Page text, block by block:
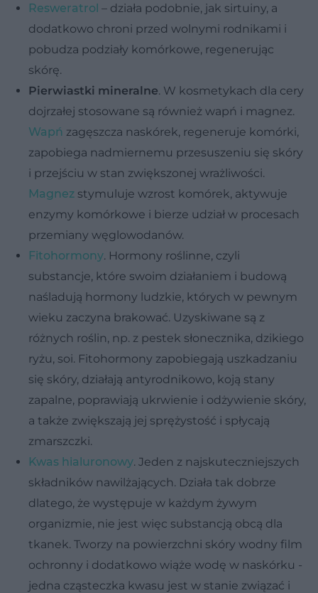
Resweratrol – działa podobnie, jak sirtuiny, a
dodatkowo chroni przed wolnymi rodnikami i
pobudza podziały komórkowe, regenerując
skórę.
Pierwiastki mineralne. W kosmetykach dla cery
dojrzałej stosowane są również wapń i magnez.
Wapń zagęszcza naskórek, regeneruje komórki,
zapobiega nadmiernemu przesuszeniu się skóry
i przejściu w stan zwiększonej wrażliwości.
Magnez stymuluje wzrost komórek, aktywuje
enzymy komórkowe i bierze udział w procesach
przemiany węglowodanów.
Fitohormony. Hormony roślinne, czyli
substancje, które swoim działaniem i budową
naśladują hormony ludzkie, których w pewnym
wieku zaczyna brakować. Uzyskiwane są z
różnych roślin, np. z pestek słonecznika, dzikiego
ryżu, soi. Fitohormony zapobiegają uszkadzaniu
się skóry, działają antyrodnikowo, koją stany
zapalne, poprawiają ukrwienie i odżywienie skóry,
a także zwiększają jej sprężystość i spłycają
zmarszczki.
Kwas hialuronowy. Jeden z najskuteczniejszych
składników nawilżających. Działa tak dobrze
dlatego, że występuje w każdym żywym
organizmie, nie jest więc substancją obcą dla
tkanek. Tworzy na powierzchni skóry wodny film
ochronny i dodatkowo wiąże wodę w naskórku -
jedna cząsteczka kwasu jest w stanie związać i